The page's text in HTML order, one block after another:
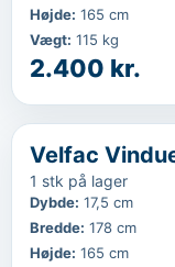
Højde: 165 cm
Vægt: 115 kg
2.400 kr.
‹
Velfac
1 stk på lager
Dybde: 17,5 cm
Bredde: 178 cm
Højde: 165 cm